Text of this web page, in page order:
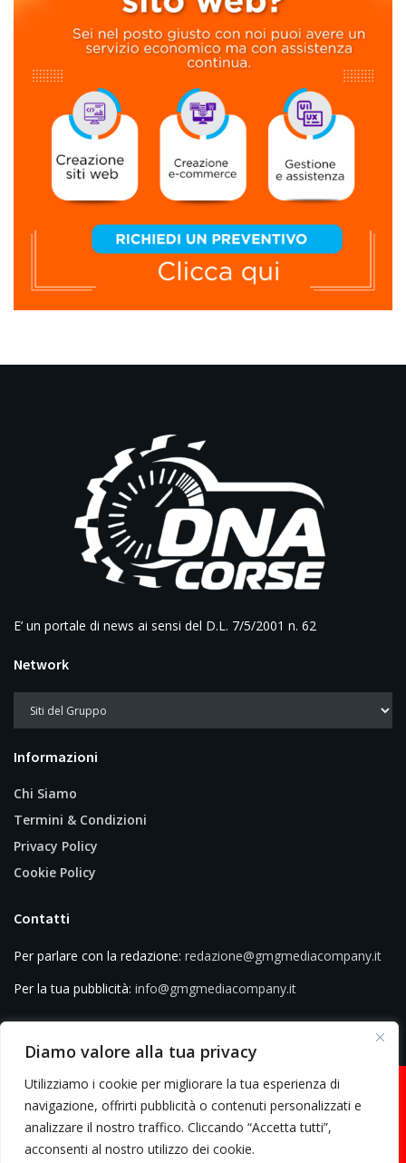
Diamo valore alla tua privacy
Utilizziamo i cookie per migliorare la tua esperienza di
navigazione, offrirti pubblicità o contenuti personalizzati e
analizzare il nostro traffico. Cliccando “Accetta tutti”,
acconsenti al nostro utilizzo dei cookie.
E’ un portale di news ai sensi del D.L. 7/5/2001 n. 62
Network
Informazioni
Chi Siamo
Termini & Condizioni
Privacy Policy
Cookie Policy
Contatti
Per parlare con la redazione: redazione@gmgmediacompany.it
Per la tua pubblicità: info@gmgmediacompany.it
© 2026 GMG Media Company Di Mossutti Gianluca | Sede legale: Corso